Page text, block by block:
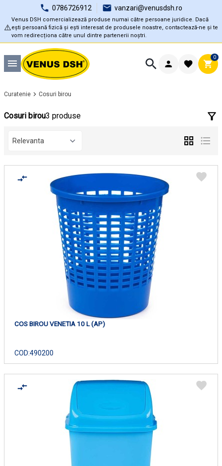
0786726912 vanzari@venusdsh.ro
⚠️
Venus DSH comercializează produse numai către persoane juridice. Dacă
ești persoană fizică și ești interesat de produsele noastre, contactează-ne și te
vom redirecționa către unul dintre partenerii noștri.
0
Curatenie Cosuri birou
Cosuri birou3 produse
COS BIROU VENETIA 10 L (AP)
COD:490200